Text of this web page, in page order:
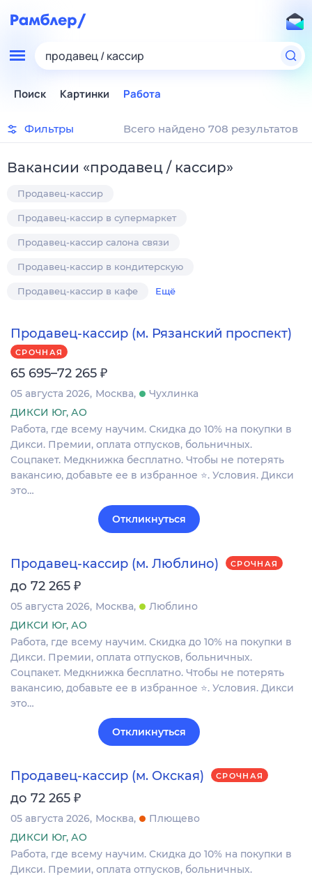
продавец / кассир
Поиск Картинки Работа
Фильтры Всего найдено 708 результатов
Вакансии «продавец / кассир»
Продавец-кассир
Продавец-кассир в супермаркет
Продавец-кассир салона связи
Продавец-кассир в кондитерскую
Продавец-кассир в кафе Ещё
Продавец-кассир (м. Рязанский проспект)
СРОЧНАЯ
65 695–72 265 ₽
05 августа 2026 Москва
Чухлинка
ДИКСИ Юг, АО
Работа, где всему научим. Скидка до 10% на покупки в
Дикси. Премии, оплата отпусков, больничных.
Соцпакет. Медкнижка бесплатно. Чтобы не потерять
вакансию, добавьте ее в избранное ⭐. Условия. Дикси
это…
Откликнуться
Продавец-кассир (м. Люблино) СРОЧНАЯ
до 72 265 ₽
05 августа 2026 Москва
Люблино
ДИКСИ Юг, АО
Работа, где всему научим. Скидка до 10% на покупки в
Дикси. Премии, оплата отпусков, больничных.
Соцпакет. Медкнижка бесплатно. Чтобы не потерять
вакансию, добавьте ее в избранное ⭐. Условия. Дикси
это…
Откликнуться
Продавец-кассир (м. Окская) СРОЧНАЯ
до 72 265 ₽
05 августа 2026 Москва
Плющево
ДИКСИ Юг, АО
Работа, где всему научим. Скидка до 10% на покупки в
Дикси. Премии, оплата отпусков, больничных.